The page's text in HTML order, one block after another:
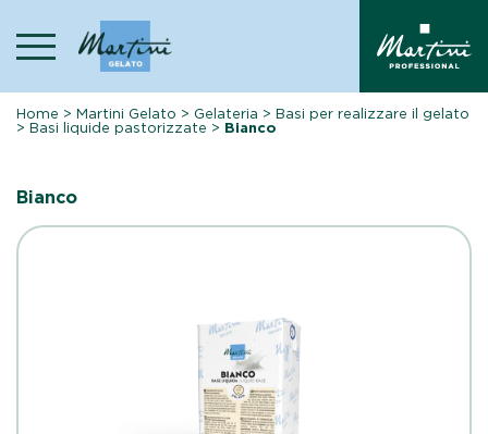
content
Home >Martini Gelato > Gelateria >Basi per realizzare il gelato
>Basi liquide pastorizzate > Bianco
Bianco